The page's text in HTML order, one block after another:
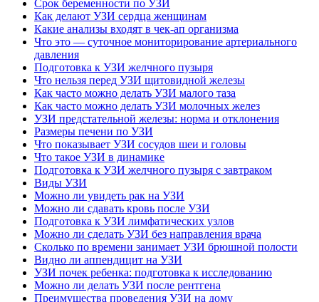
Срок беременности по УЗИ
Как делают УЗИ сердца женщинам
Какие анализы входят в чек-ап организма
Что это — суточное мониторирование артериального
давления
Подготовка к УЗИ желчного пузыря
Что нельзя перед УЗИ щитовидной железы
Как часто можно делать УЗИ малого таза
Как часто можно делать УЗИ молочных желез
УЗИ предстательной железы: норма и отклонения
Размеры печени по УЗИ
Что показывает УЗИ сосудов шеи и головы
Что такое УЗИ в динамике
Подготовка к УЗИ желчного пузыря с завтраком
Виды УЗИ
Можно ли увидеть рак на УЗИ
Можно ли сдавать кровь после УЗИ
Подготовка к УЗИ лимфатических узлов
Можно ли сделать УЗИ без направления врача
Сколько по времени занимает УЗИ брюшной полости
Видно ли аппендицит на УЗИ
УЗИ почек ребенка: подготовка к исследованию
Можно ли делать УЗИ после рентгена
Преимущества проведения УЗИ на дому